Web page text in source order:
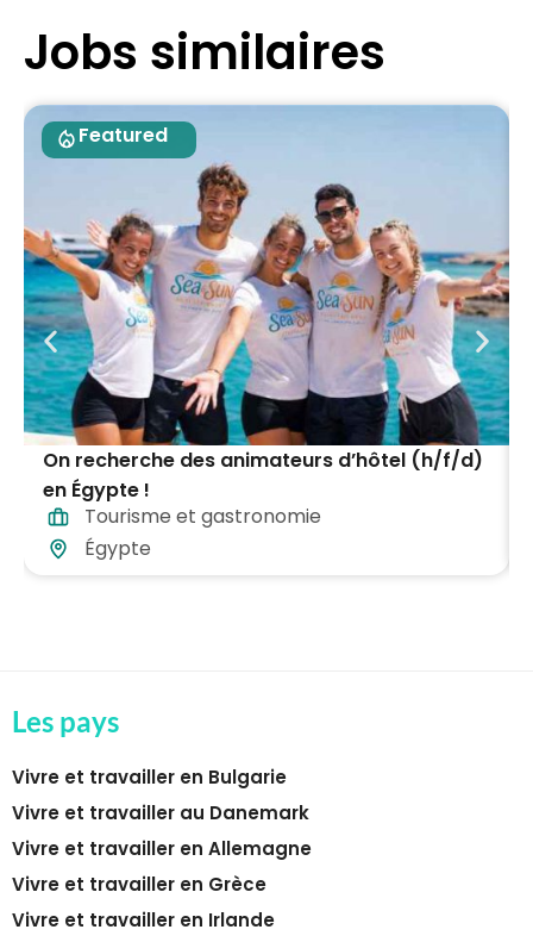
Jobs similaires
Featured
On recherche des animateurs d’hôtel (h/f/d)
en Égypte !
Tourisme et gastronomie
Égypte
Les pays
Vivre et travailler en Bulgarie
Vivre et travailler au Danemark
Vivre et travailler en Allemagne
Vivre et travailler en Grèce
Vivre et travailler en Irlande